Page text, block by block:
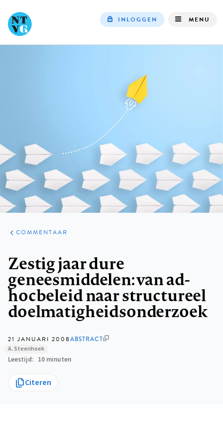
INLOGGEN MENU
ARTIKELEN
OPINIE
COMMENTAAR
Zestig jaar dure
geneesmiddelen: van ad-
hocbeleid naar structureel
doelmatigheidsonderzoek
21 JANUARI 2008ABSTRACT
A. Steenhoek
Leestijd 10 minuten
Citeren